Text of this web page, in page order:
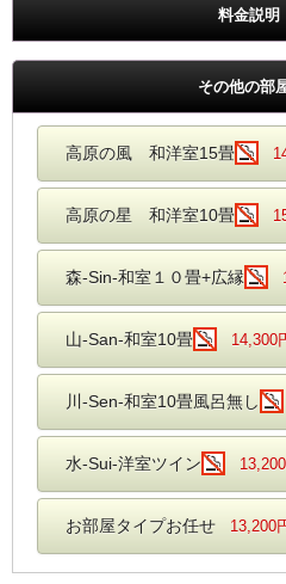
料金説明
その他の部
高原の風 和洋室15畳
高原の星 和洋室10畳
森-Sin-和室１０畳+広縁
山-San-和室10畳 14,300
川-Sen-和室10畳風呂無し
水-Sui-洋室ツイン
お部屋タイプお任せ 13,200